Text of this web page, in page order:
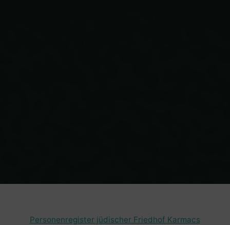
Personenregister jüdischer Friedhof Karmacs